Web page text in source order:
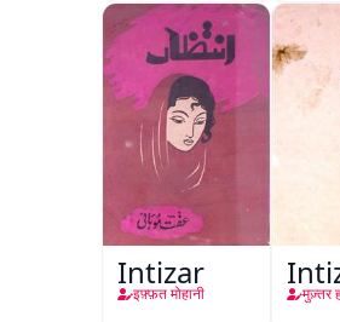
Intizar
इफ़्फ़त मोहानी मुज़्तर